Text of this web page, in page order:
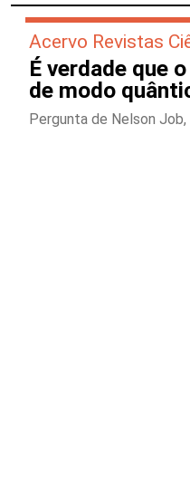
Acervo Revistas
É verdade que
de modo
Pergunta de Nelson Job,